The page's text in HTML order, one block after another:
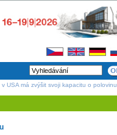
USA má zvýšit svoji kapacitu o polovinu